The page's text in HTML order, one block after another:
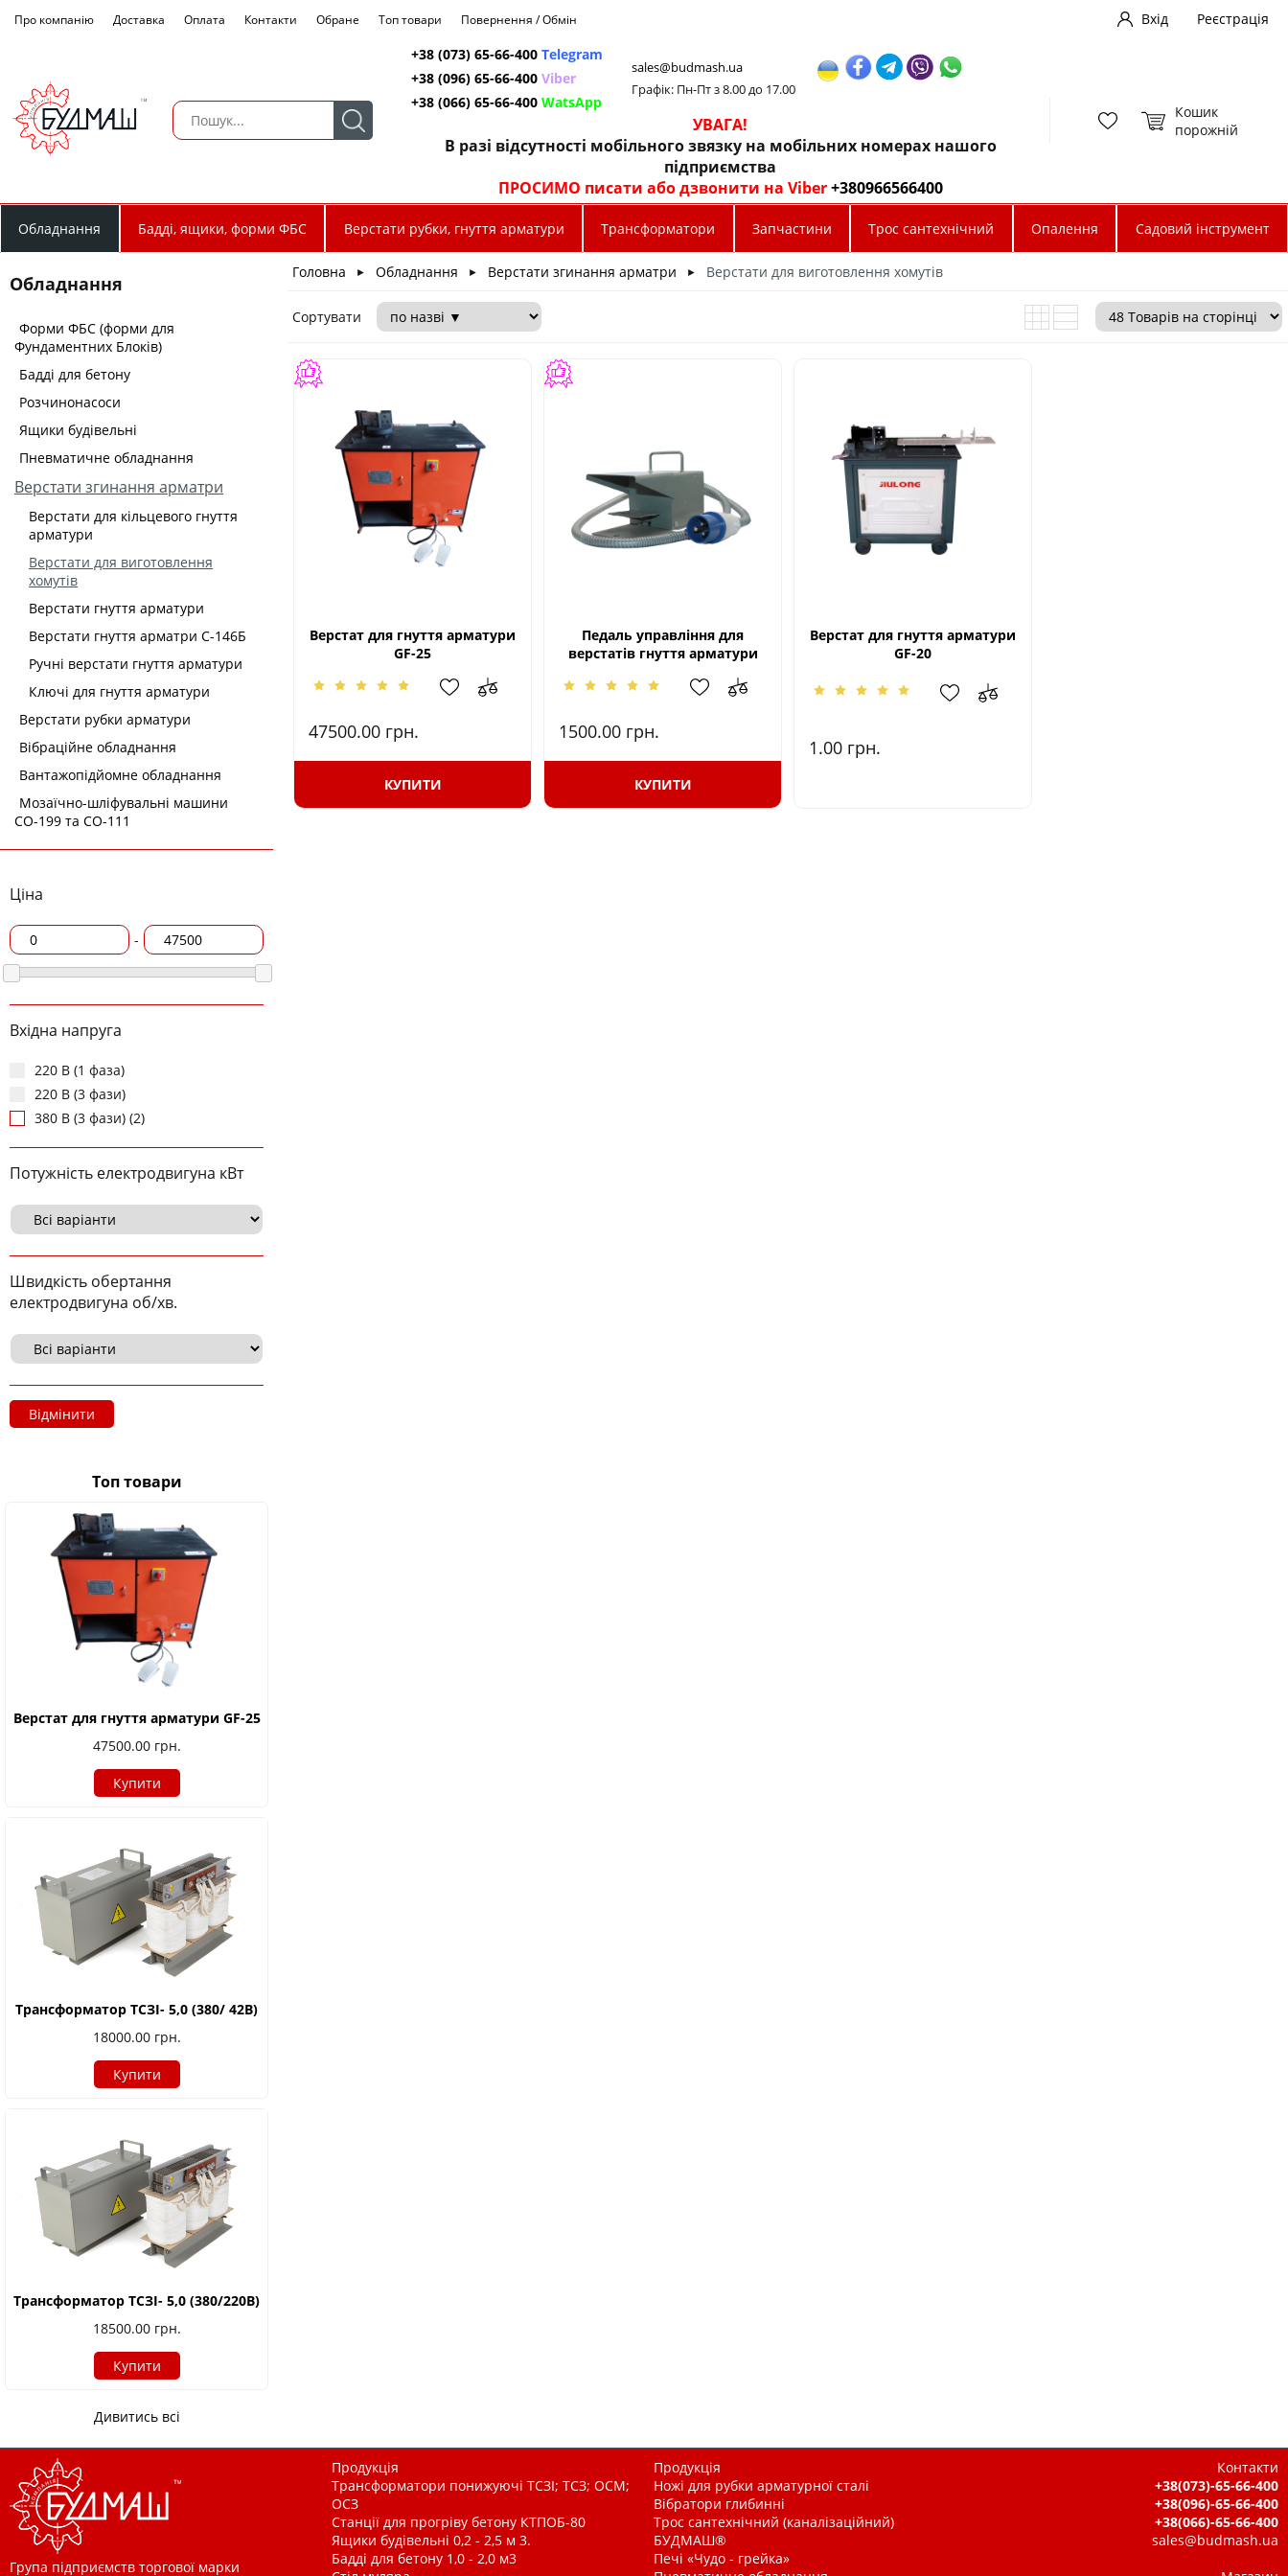
Про компанію Доставка Оплата Контакти Обране Топ товари Повернення / Обмін Вхід
Реєстрація
+38 (073) 65-66-400 Telegram
+38 (096) 65-66-400 Viber
+38 (066) 65-66-400 WatsApp
sales@budmash.ua
Графік: Пн-Пт з 8.00 до 17.00
УВАГА!
В разі відсутності мобільного звязку на мобільних номерах нашого
підприємства
ПРОСИМО писати або дзвонити на Viber+380966566400
Кошик
порожній
Обладнання Бадді, ящики, форми ФБС Верстати рубки, гнуття арматури Трансформатори Запчастини Трос сантехнічний Опалення Садовий інструмент
Обладнання
Форми ФБС (форми для
Фундаментних Блоків)
Бадді для бетону
Розчинонасоси
Ящики будівельні
Пневматичне обладнання
Верстати згинання арматри
Верстати для кільцевого гнуття
арматури
Верстати для виготовлення
хомутів
Верстати гнуття арматури
Верстати гнуття арматри С-146Б
Ручні верстати гнуття арматури
Ключі для гнуття арматури
Верстати рубки арматури
Вібраційне обладнання
Вантажопідйомне обладнання
Мозаїчно-шліфувальні машини
СО-199 та СО-111
Ціна
-
Вхідна напруга
220 В (1 фаза)
220 В (3 фази)
380 В (3 фази) (2)
Потужність електродвигуна кВт
Швидкість обертання
електродвигуна об/хв.
Відмінити
Топ товари
Верстат для гнуття арматури GF-25
47500.00 грн.
Купити
Трансформатор ТСЗІ- 5,0 (380/ 42В)
18000.00 грн.
Купити
Трансформатор ТСЗІ- 5,0 (380/220В)
18500.00 грн.
Купити
Дивитись всі
Головна ► Обладнання ► Верстати згинання арматри ► Верстати для виготовлення хомутів
Сортувати
Верстат для гнуття арматури
GF-25
47500.00 грн.
КУПИТИ
Педаль управління для
верстатів гнуття арматури
1500.00 грн.
КУПИТИ
Верстат для гнуття арматури
GF-20
1.00 грн.
Група підприємств торгової марки
Продукція
Трансформатори понижуючі ТСЗІ; ТСЗ; ОСМ;
ОСЗ
Станції для прогріву бетону КТПОБ-80
Ящики будівельні 0,2 - 2,5 м 3.
Бадді для бетону 1,0 - 2,0 м3
Продукція
Ножі для рубки арматурної сталі
Вібратори глибинні
Трос сантехнічний (каналізаційний)
БУДМАШ®
Печі «Чудо - грейка»
Контакти
+38(073)-65-66-400
+38(096)-65-66-400
+38(066)-65-66-400
sales@budmash.ua